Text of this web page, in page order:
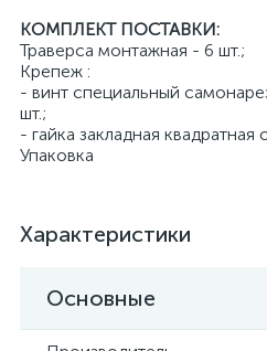
КОМПЛЕКТ ПОСТАВКИ:
Траверса монтажная - 6 шт.;
Крепеж :
- винт специальный
шт.;
- гайка закладная
Упаковка
Характеристики
Основные